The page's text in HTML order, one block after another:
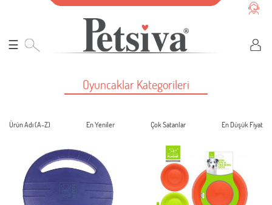
☰
Oyuncaklar Kategorileri
Ürün Adı (A-Z) En Yeniler Çok Satanlar En Düşük Fiyat